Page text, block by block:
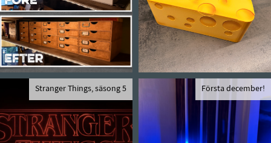
Stranger Things, säsong 5 Första december!